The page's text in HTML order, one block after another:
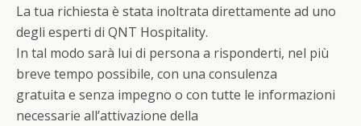
La tua richiesta è stata inoltrata direttamente ad uno
degli esperti di QNT Hospitality.
In tal modo sarà lui di persona a risponderti, nel più
breve tempo possibile, con una consulenza
gratuita e senza impegno o con tutte le informazioni
necessarie all’attivazione della